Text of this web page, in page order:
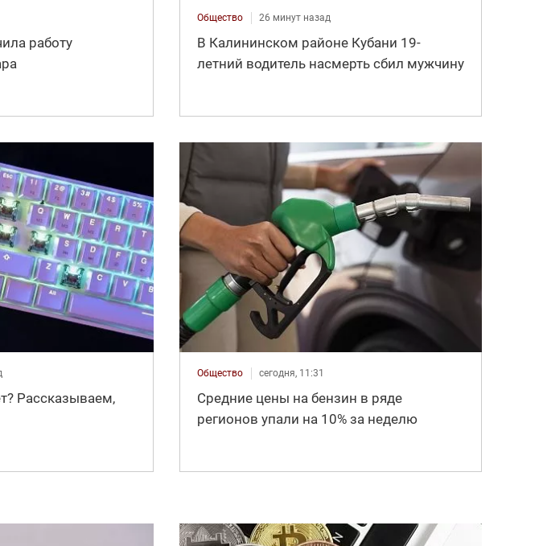
работу
Общество 26 минут назад
В Калининском районе Кубани 19-
летний водитель насмерть сбил мужчину
Рассказываем,
Общество сегодня, 11:31
Средние цены на бензин в ряде
регионов упали на 10% за неделю